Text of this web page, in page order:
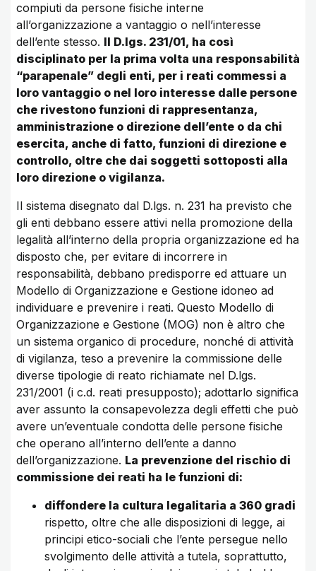
compiuti da persone fisiche interne
all’organizzazione a vantaggio o nell’interesse
dell’ente stesso. Il D.lgs. 231/01, ha così
disciplinato per la prima volta una responsabilità
“parapenale” degli enti, per i reati commessi a
loro vantaggio o nel loro interesse dalle persone
che rivestono funzioni di rappresentanza,
amministrazione o direzione dell’ente o da chi
esercita, anche di fatto, funzioni di direzione e
controllo, oltre che dai soggetti sottoposti alla
loro direzione o vigilanza.
Il sistema disegnato dal D.lgs. n. 231 ha previsto che
gli enti debbano essere attivi nella promozione della
legalità all’interno della propria organizzazione ed ha
disposto che, per evitare di incorrere in
responsabilità, debbano predisporre ed attuare un
Modello di Organizzazione e Gestione idoneo ad
individuare e prevenire i reati. Questo Modello di
Organizzazione e Gestione (MOG) non è altro che
un sistema organico di procedure, nonché di attività
di vigilanza, teso a prevenire la commissione delle
diverse tipologie di reato richiamate nel D.lgs.
231/2001 (i c.d. reati presupposto); adottarlo significa
aver assunto la consapevolezza degli effetti che può
avere un’eventuale condotta delle persone fisiche
che operano all’interno dell’ente a danno
dell’organizzazione. La prevenzione del rischio di
commissione dei reati ha le funzioni di:
diffondere la cultura legalitaria a 360 gradi
rispetto, oltre che alle disposizioni di legge, ai
principi etico-sociali che l’ente persegue nello
svolgimento delle attività a tutela, soprattutto,